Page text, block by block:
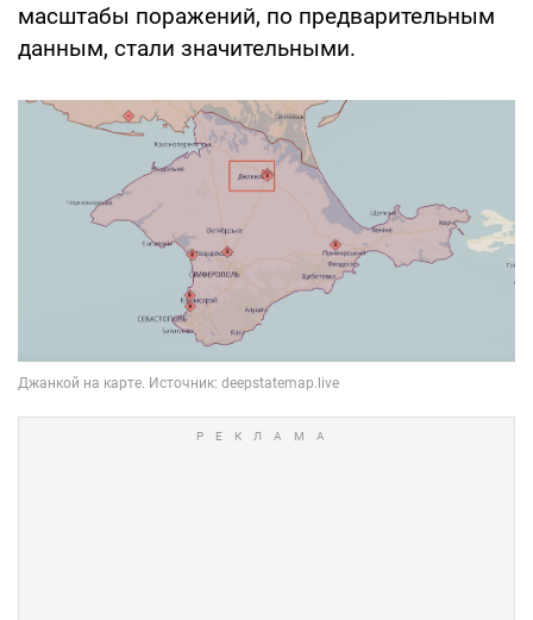
масштабы поражений, по предварительным
данным, стали значительными.